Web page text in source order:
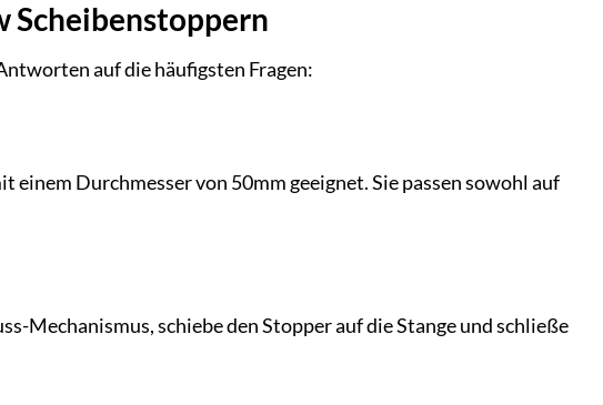
Scheibenstoppern
auf die häufigsten Fragen:
Durchmesser von 50mm geeignet. Sie passen sowohl auf
Mechanismus, schiebe den Stopper auf die Stange und schließe